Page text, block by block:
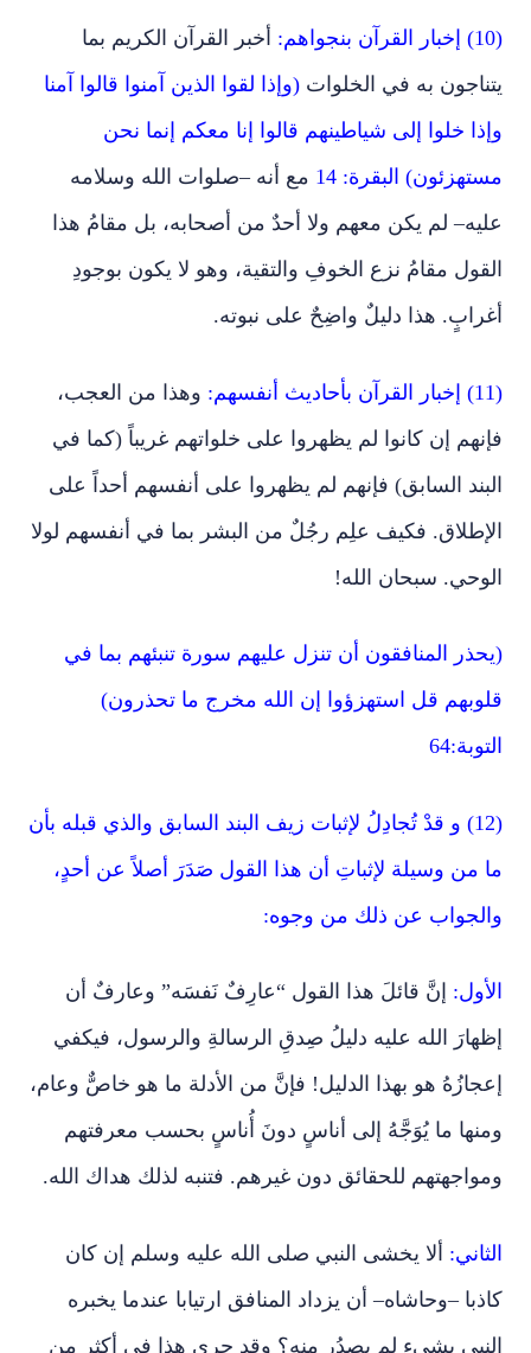
(10) إخبار القرآن بنجواهم:
أخبر القرآن الكريم بما
يتناجون به في الخلوات (وإذا لقوا الذين آمنوا قالوا آمنا
وإذا خلوا إلى شياطينهم قالوا إنا معكم إنما نحن
مستهزئون) البقرة: 14
مع أنه –صلوات الله وسلامه
عليه– لم يكن معهم ولا أحدٌ من أصحابه، بل مقامُ هذا
القول مقامُ نزع الخوفِ والتقية، وهو لا يكون بوجودِ
أغرابٍ. هذا دليلٌ واضِحٌ على نبوته.
(11) إخبار القرآن بأحاديث أنفسهم:
وهذا من العجب،
فإنهم إن كانوا لم يظهروا على خلواتهم غريباً (كما في
البند السابق) فإنهم لم يظهروا على أنفسهم أحداً على
الإطلاق. فكيف علِم رجُلٌ من البشر بما في أنفسهم لولا
الوحي. سبحان الله!
(يحذر المنافقون أن تنزل عليهم سورة تنبئهم بما في
قلوبهم قل استهزؤوا إن الله مخرج ما تحذرون)
التوبة:64
(12) و قدْ تُجادِلُ لإثبات زيف البند السابق والذي قبله بأن
ما من وسيلة لإثباتِ أن هذا القول صَدَرَ أصلاً عن أحدٍ،
والجواب عن ذلك من وجوه:
الأول: إنَّ قائلَ هذا القول “عارِفٌ نَفسَه” وعارفٌ أن
إظهارَ الله عليه دليلُ صِدقِ الرسالةِ والرسول، فيكفي
إعجازُهُ هو بهذا الدليل! فإنَّ من الأدلة ما هو خاصٌّ وعام،
ومنها ما يُوَجَّهُ إلى أناسٍ دونَ أُناسٍ بحسب معرفتهم
ومواجهتهم للحقائق دون غيرهم. فتنبه لذلك هداك الله.
الثاني: ألا يخشى النبي صلى الله عليه وسلم إن كان
كاذبا –وحاشاه– أن يزداد المنافق ارتيابا عندما يخبره
النبي بشيء لم يصدُر منه؟ وقد جرى هذا في أكثر من